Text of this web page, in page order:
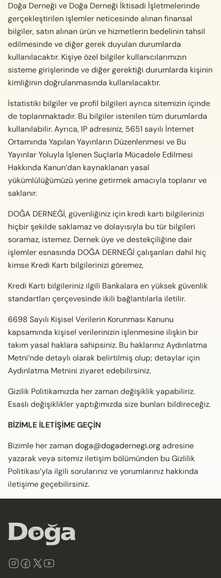
Doğa Derneği ve Doğa Derneği İktisadi İşletmelerinde
gerçekleştirilen işlemler neticesinde alınan finansal
bilgiler, satın alınan ürün ve hizmetlerin bedelinin tahsil
edilmesinde ve diğer gerek duyulan durumlarda
kullanılacaktır. Kişiye özel bilgiler kullanıcılarımızın
sisteme girişlerinde ve diğer gerektiği durumlarda kişinin
kimliğinin doğrulanmasında kullanılacaktır.
İstatistiki bilgiler ve profil bilgileri ayrıca sitemizin içinde
de toplanmaktadır. Bu bilgiler istenilen tüm durumlarda
kullanılabilir. Ayrıca, IP adresiniz, 5651 sayılı İnternet
Ortamında Yapılan Yayınların Düzenlenmesi ve Bu
Yayınlar Yoluyla İşlenen Suçlarla Mücadele Edilmesi
Hakkında Kanun’dan kaynaklanan yasal
yükümlülüğümüzü yerine getirmek amacıyla toplanır ve
saklanır.
DOĞA DERNEĞİ, güvenliğiniz için kredi kartı bilgilerinizi
hiçbir şekilde saklamaz ve dolayısıyla bu tür bilgileri
soramaz, istemez. Dernek üye ve destekçiliğine dair
işlemler esnasında DOĞA DERNEĞİ çalışanları dahil hiç
kimse Kredi Kartı bilgilerinizi göremez,
Kredi Kartı bilgileriniz ilgili Bankalara en yüksek güvenlik
standartları çerçevesinde ikili bağlantılarla iletilir.
6698 Sayılı Kişisel Verilerin Korunması Kanunu
kapsamında kişisel verilerinizin işlenmesine ilişkin bir
takım yasal haklara sahipsiniz. Bu haklarınız Aydınlatma
Metni’nde detaylı olarak belirtilmiş olup; detaylar için
Aydınlatma Metnini ziyaret edebilirsiniz.
Gizilik Politikamızda her zaman değişiklik yapabiliriz.
Esaslı değişiklikler yaptığımızda size bunları bildireceğiz.
BİZİMLE İLETİŞİME GEÇİN
Bizimle her zamandoga@dogadernegi.orgadresine
yazarak veya sitemiz iletişim bölümünden bu Gizlilik
Politikası’yla ilgili sorularınız ve yorumlarınız hakkında
iletişime geçebilirsiniz.